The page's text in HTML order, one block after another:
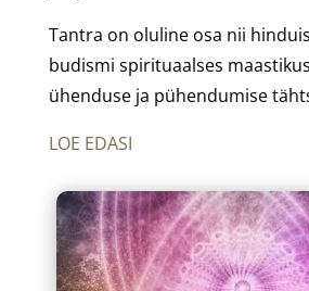
Tantra on oluline osa nii
budismi spirituaalses
ühenduse ja pühendumise
LOE EDASI